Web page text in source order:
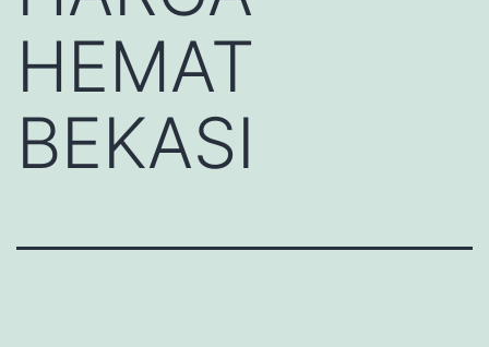
HEMAT
BEKASI